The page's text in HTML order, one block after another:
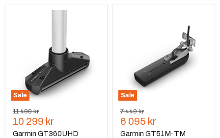
Sale
Ursprungspris
11 499 kr
Nuvarande
pris
10 299 kr
Garmin GT360UHD
Sale
Ursprungspris
7 449 kr
Nuvarande
pris
6 095 kr
Garmin GT51M-TM